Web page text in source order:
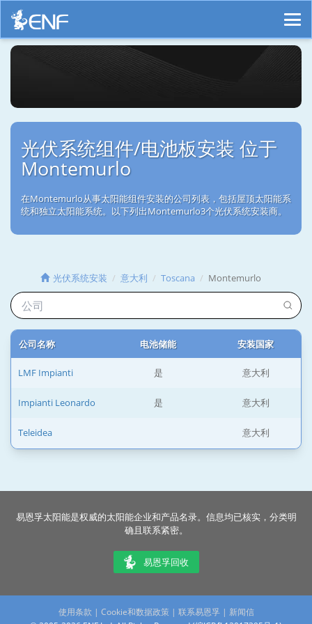
光伏系统组件/电池板安装 位于
Montemurlo
在Montemurlo从事太阳能组件安装的公司列表，包括屋顶太阳能系
统和独立太阳能系统。以下列出Montemurlo3个光伏系统安装商。
光伏系统安装 意大利 Toscana Montemurlo
公司名称 电池储能 安装国家
LMF Impianti 是 意大利
Impianti Leonardo 是 意大利
Teleidea 意大利
易恩孚太阳能是权威的太阳能企业和产品名录。信息均已核实，分类明
确且联系紧密。
易恩孚回收
使用条款 | Cookie和数据政策| 联系易恩孚 | 新闻信